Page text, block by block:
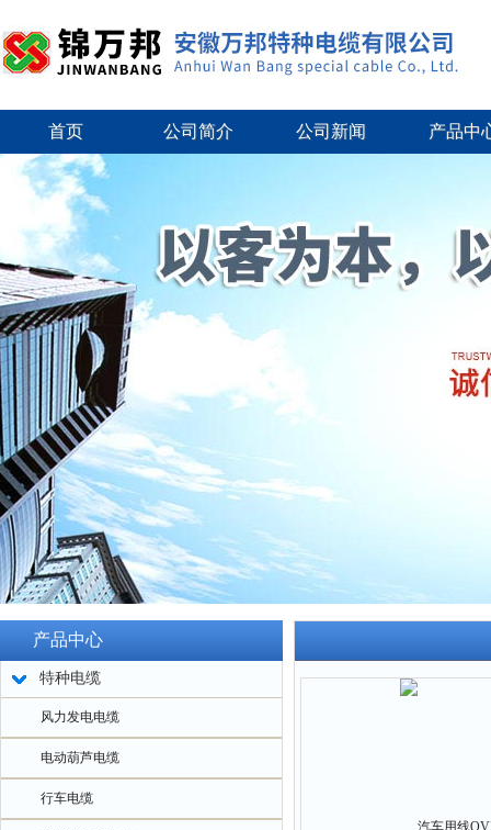
首页 公司简介 公司新闻 产品中
产品中心
特种电缆
风力发电电缆
电动葫芦电缆
行车电缆